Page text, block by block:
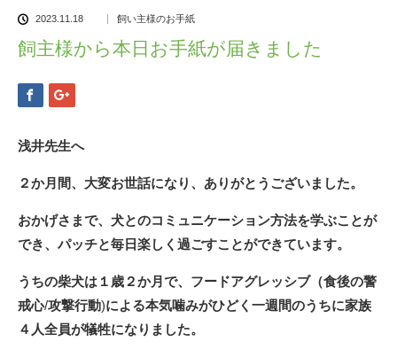
2023.11.18 飼い主様のお手紙
飼主様から本日お手紙が届きました
浅井先生へ
２か月間、大変お世話になり、ありがとうございました。
おかげさまで、犬とのコミュニケーション方法を学ぶことが
でき、パッチと毎日楽しく過ごすことができています。
うちの柴犬は１歳２か月で、フードアグレッシブ（食後の警
戒心/攻撃行動)による本気噛みがひどく一週間のうちに家族
４人全員が犠牲になりました。